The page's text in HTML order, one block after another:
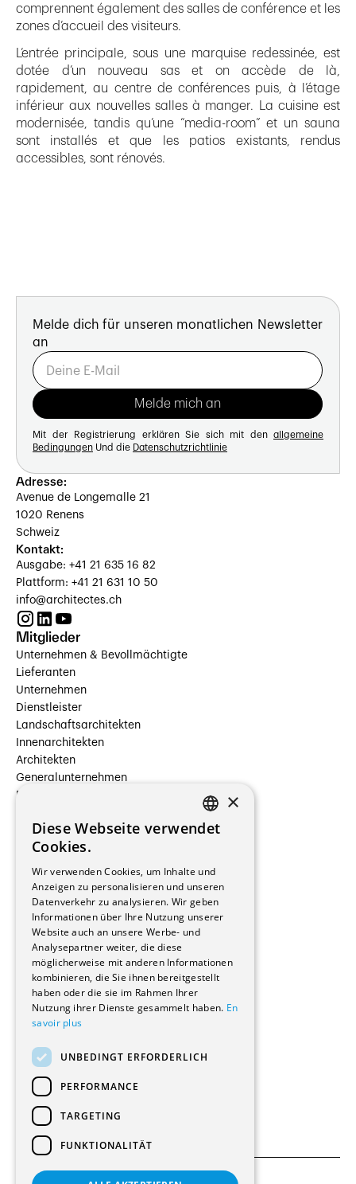
comprennent également des salles de conférence et les
zones d’accueil des visiteurs.
L’entrée principale, sous une marquise redessinée, est
dotée d’un nouveau sas et on accède de là,
rapidement, au centre de conférences puis, à l’étage
inférieur aux nouvelles salles à manger. La cuisine est
modernisée, tandis qu’une “media-room” et un sauna
sont installés et que les patios existants, rendus
accessibles, sont rénovés.
Melde dich für unseren monatlichen Newsletter
an
Mit der Registrierung erklären Sie sich mit den allgemeine
Bedingungen Und die Datenschutzrichtlinie
Adresse:
Avenue de Longemalle 21
1020 Renens
Schweiz
Kontakt:
Ausgabe: +41 21 635 16 82
Plattform: +41 21 631 10 50
info@architectes.ch
Mitglieder
Unternehmen & Bevollmächtigte
Lieferanten
Unternehmen
Dienstleister
Landschaftsarchitekten
Innenarchitekten
Architekten
Generalunternehmen
Beauftragte Unternehmen
Hersteller/Lieferanten
Bauherrschaften
Immobilienverwaltungsgesellschaften
Stockwerkeigentum
Reportagen
Wohnungen
Renovierungen
Innere Umbauten
Gastgewerbe und Tourismus
Verwaltungsgebäude und Geschäfte
Schuleinrichtungen
Medizinische Einrichtungen
Kultur - Sport - Freizeit
Industrie - Handwerk
Transport und Parkplätze
Diverse Bauten
FRENCH
×
Diese Webseite verwendet
Cookies.
Wir verwenden Cookies, um Inhalte und
Anzeigen zu personalisieren und unseren
Datenverkehr zu analysieren. Wir geben
Informationen über Ihre Nutzung unserer
Website auch an unsere Werbe- und
Analysepartner weiter, die diese
möglicherweise mit anderen Informationen
kombinieren, die Sie ihnen bereitgestellt
haben oder die sie im Rahmen Ihrer
Nutzung ihrer Dienste gesammelt haben. En
savoir plus
UNBEDINGT ERFORDERLICH
PERFORMANCE
TARGETING
FUNKTIONALITÄT